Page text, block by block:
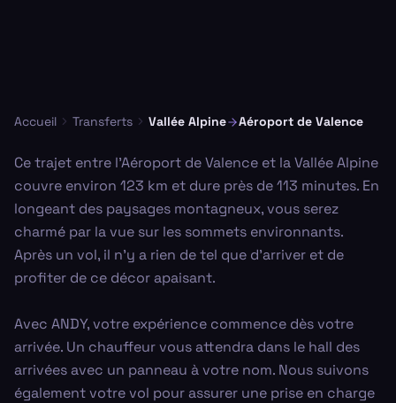
Accueil Transferts Vallée Alpine Aéroport de Valence
Ce trajet entre l'Aéroport de Valence et la Vallée Alpine
couvre environ 123 km et dure près de 113 minutes. En
longeant des paysages montagneux, vous serez
charmé par la vue sur les sommets environnants.
Après un vol, il n'y a rien de tel que d'arriver et de
profiter de ce décor apaisant.
Avec ANDY, votre expérience commence dès votre
arrivée. Un chauffeur vous attendra dans le hall des
arrivées avec un panneau à votre nom. Nous suivons
également votre vol pour assurer une prise en charge